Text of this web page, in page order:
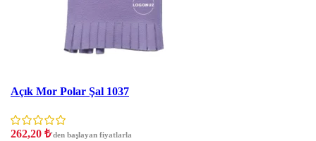
Açık Mor Polar Şal 1037
262,20 ₺'den başlayan fiyatlarla